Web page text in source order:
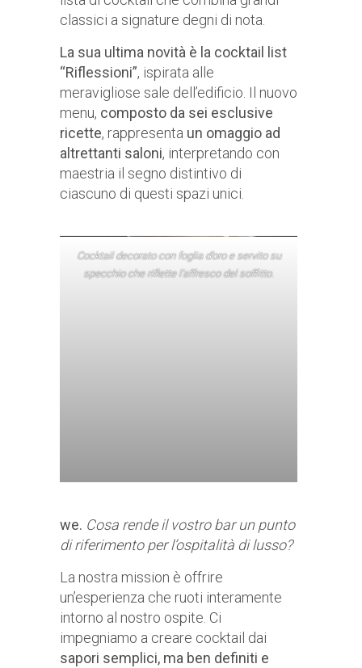
classici a signature degni di nota.
La sua ultima novità è la cocktail list
“Riflessioni”, ispirata alle
meravigliose sale dell’edificio. Il nuovo
menu, composto da sei esclusive
ricette, rappresenta un omaggio ad
altrettanti saloni, interpretando con
maestria il segno distintivo di
ciascuno di questi spazi unici.
Cocktail decorato con foglia d’oro e servito su
specchio che riflette l’affresco del soffitto.
we. Cosa rende il vostro bar un punto
di riferimento per l’ospitalità di lusso?
La nostra mission è offrire
un’esperienza che ruoti interamente
intorno al nostro ospite. Ci
impegniamo a creare cocktail dai
sapori semplici, ma ben definiti e